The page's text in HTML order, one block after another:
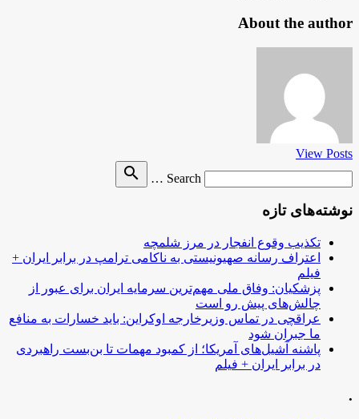
About the author
View Posts
Search …
search
نوشته‌های تازه
تکذیب وقوع انفجار در مرز شلمچه
اعتراف رسانه صهیونیستی به ناکامی ترامپ در برابر ایران +
فیلم
پزشکیان: وفاق ملی مهم‌ترین سرمایه ایران برای عبور از
چالش‌های پیش رو است
عراقچی در تماس وزیرخارجه اوکراین: باید خسارات به منافع
ما جبران شود
پاشنه آشیل‌های آمریکا؛ از کمبود مهمات تا بن‌بست راهبردی
در برابر ایران + فیلم
.